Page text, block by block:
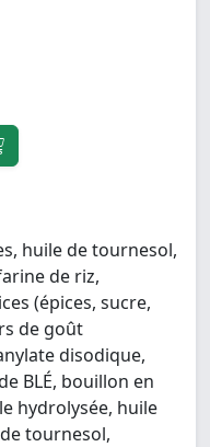
huile de tournesol,
de riz,
(épices, sucre,
de goût
disodique,
BLÉ, bouillon en
hydrolysée, huile
tournesol,